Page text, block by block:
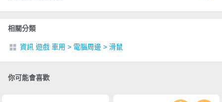
相關分類
資訊 遊戲 車用 > 電腦周邊 > 滑鼠
你可能會喜歡